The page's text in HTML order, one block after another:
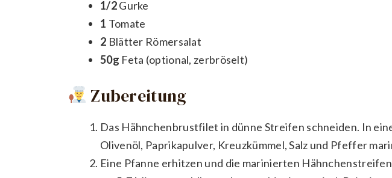
1/2Gurke
1 Tomate
2 Blätter Römersalat
50g Feta (optional, zerbröselt)
Zubereitung
Das Hähnchenbrustfilet in dünne Streifen schneiden. In
Olivenöl, Paprikapulver, Kreuzkümmel, Salz und Pfeffer
Eine Pfanne erhitzen und die marinierten